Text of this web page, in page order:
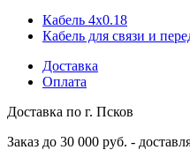
Кабель 4x0.18
Кабель для связи и
Доставка
Оплата
Доставка по г. Псков
Заказ до 30 000 руб. -